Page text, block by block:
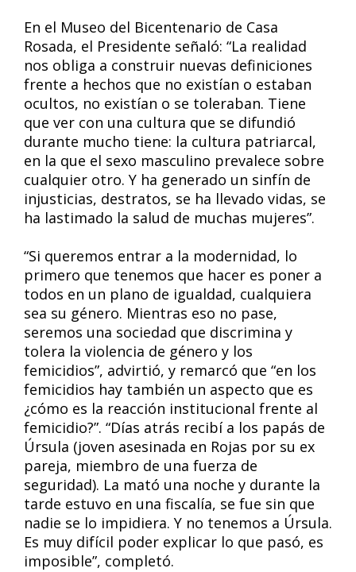
En el Museo del Bicentenario de Casa
Rosada, el Presidente señaló: “La realidad
nos obliga a construir nuevas definiciones
frente a hechos que no existían o estaban
ocultos, no existían o se toleraban. Tiene
que ver con una cultura que se difundió
durante mucho tiene: la cultura patriarcal,
en la que el sexo masculino prevalece sobre
cualquier otro. Y ha generado un sinfín de
injusticias, destratos, se ha llevado vidas, se
ha lastimado la salud de muchas mujeres”.
“Si queremos entrar a la modernidad, lo
primero que tenemos que hacer es poner a
todos en un plano de igualdad, cualquiera
sea su género. Mientras eso no pase,
seremos una sociedad que discrimina y
tolera la violencia de género y los
femicidios”, advirtió, y remarcó que “en los
femicidios hay también un aspecto que es
¿cómo es la reacción institucional frente al
femicidio?”. “Días atrás recibí a los papás de
Úrsula (joven asesinada en Rojas por su ex
pareja, miembro de una fuerza de
seguridad). La mató una noche y durante la
tarde estuvo en una fiscalía, se fue sin que
nadie se lo impidiera. Y no tenemos a Úrsula.
Es muy difícil poder explicar lo que pasó, es
imposible”, completó.